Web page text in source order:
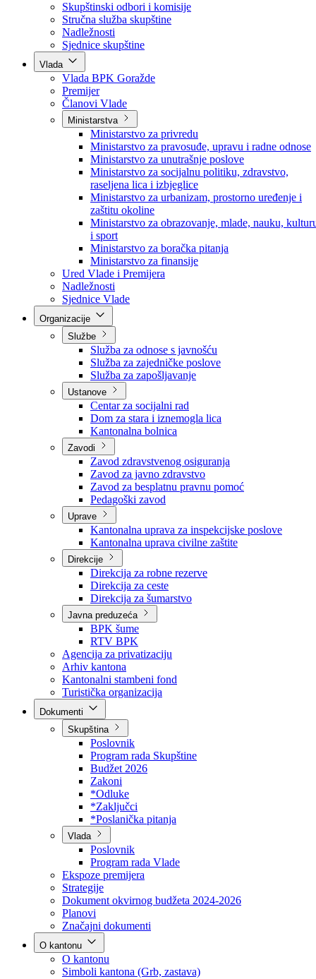
Poslanici po strankama
Poslanici po klubovima naroda
Kolegij skupštine
Skupštinski odbori i komisije
Stručna služba skupštine
Nadležnosti
Sjednice skupštine
Vlada
Vlada BPK Goražde
Premijer
Članovi Vlade
Ministarstva
Ministarstvo za privredu
Ministarstvo za pravosuđe, upravu i radne odnose
Ministarstvo za unutrašnje poslove
Ministarstvo za socijalnu politiku, zdravstvo,
raseljena lica i izbjeglice
Ministarstvo za urbanizam, prostorno uređenje i
zaštitu okoline
Ministarstvo za obrazovanje, mlade, nauku,
i sport
Ministarstvo za boračka pitanja
Ministarstvo za finansije
Ured Vlade i Premijera
Nadležnosti
Sjednice Vlade
Službe
Služba za odnose s javnošću
Služba za zajedničke poslove
Služba za zapošljavanje
Ustanove
Centar za socijalni rad
Dom za stara i iznemogla lica
Kantonalna bolnica
Zavodi
Zavod zdravstvenog osiguranja
Zavod za javno zdravstvo
Zavod za besplatnu pravnu pomoć
Pedagoški zavod
Uprave
Kantonalna uprava za inspekcijske poslove
Kantonalna uprava civilne zaštite
Direkcije
Direkcija za robne rezerve
Direkcija za ceste
Direkcija za šumarstvo
Javna preduzeća
BPK šume
RTV BPK
Agencija za privatizaciju
Arhiv kantona
Kantonalni stambeni fond
Turistička organizacija
Skupština
Poslovnik
Program rada Skupštine
Budžet 2026
Zakoni
*Odluke
*Zaključci
*Poslanička pitanja
Vlada
Poslovnik
Program rada Vlade
Ekspoze premijera
Strategije
Dokument okvirnog budžeta 2024-2026
Planovi
Značajni dokumenti